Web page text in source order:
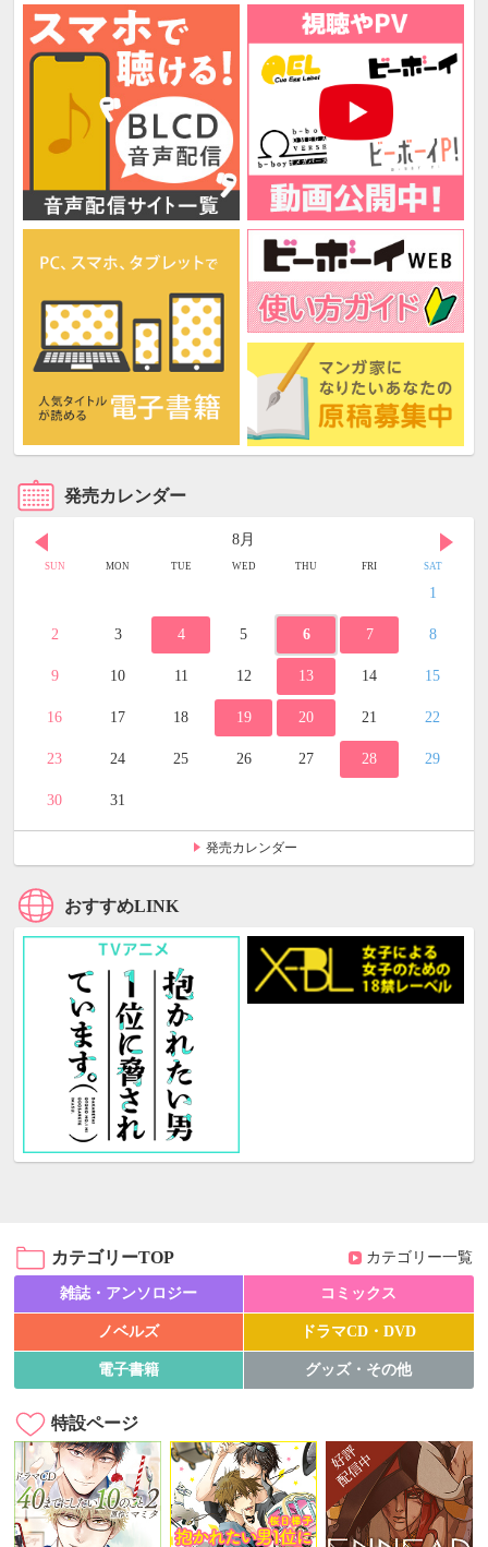
発売カレンダー
8月
SUN MON TUE WED THU FRI SAT
1
2 3 4 5 6 7 8
9 10 11 12 13 14 15
16 17 18 19 20 21 22
23 24 25 26 27 28 29
30 31
発売カレンダー
おすすめLINK
カテゴリーTOP カテゴリー一覧
雑誌・アンソロジー コミックス
ノベルズ ドラマCD・DVD
電子書籍 グッズ・その他
特設ページ